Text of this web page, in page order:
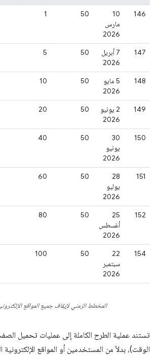
146
‫10
مارس
2026
50
1
147
‫7 أبريل
2026
50
5
148
‫5 مايو
2026
50
10
149
‫2 يونيو
2026
50
20
150
‫30
يونيو
2026
50
40
151
‫28
يوليو
2026
50
60
152
‫25
أغسطس
2026
50
80
154
‫22
سبتمبر
2026
50
100
المخطط الزمني لإيقاف جميع المواقع
تستند عملية الطرح الكاملة إلى عمليات تحميل
الوقت)، بدلاً من المستخدمين أو المواقع